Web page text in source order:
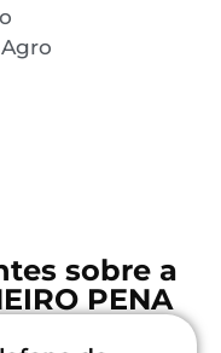
sobre a
PENA